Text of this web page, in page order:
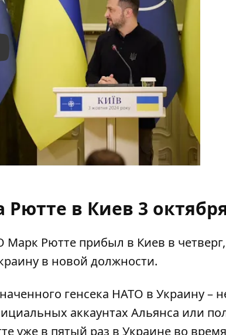
в Киев 3
Рютте прибыл в Киев в четверг,
в новой должности.
генсека НАТО в Украину –
аккаунтах Альянса или
уже в пятый раз в Украине во время